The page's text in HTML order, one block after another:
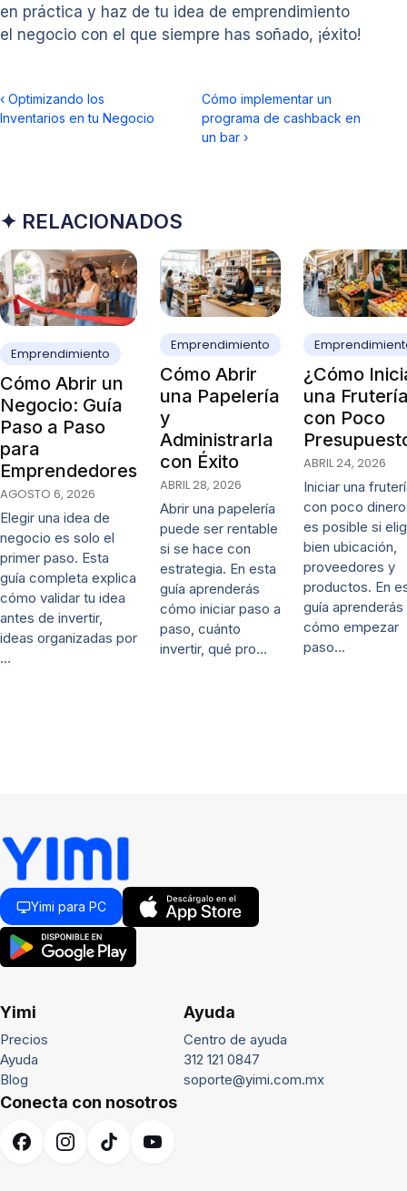
en práctica y haz de tu idea de emprendimiento
el negocio con el que siempre has soñado, ¡éxito!
‹ Optimizando los
Inventarios en tu Negocio
Cómo implementar un
programa de cashback en
un bar›
✦ RELACIONADOS
Emprendimiento
Cómo Abrir un
Negocio: Guía
Paso a Paso
para
Emprendedores
AGOSTO 6, 2026
Elegir una idea de
negocio es solo el
primer paso. Esta
guía completa explica
cómo validar tu idea
antes de invertir,
ideas organizadas por
…
Emprendimiento
Cómo Abrir
una Papelería
y
Administrarla
con Éxito
ABRIL 28, 2026
Abrir una papelería
puede ser rentable
si se hace con
estrategia. En esta
guía aprenderás
cómo iniciar paso a
paso, cuánto
invertir, qué pro…
¿Cómo
una
con Poco
ABRIL 24, 2026
Iniciar una
con poco dinero
es posible si
bien ubicación,
proveedores y
productos. En
guía aprenderás
cómo empezar
paso…
Yimi para PC
Yimi
Precios
Ayuda
Blog
Ayuda
Centro de ayuda
312 121 0847
soporte@yimi.com.mx
Conecta con nosotros